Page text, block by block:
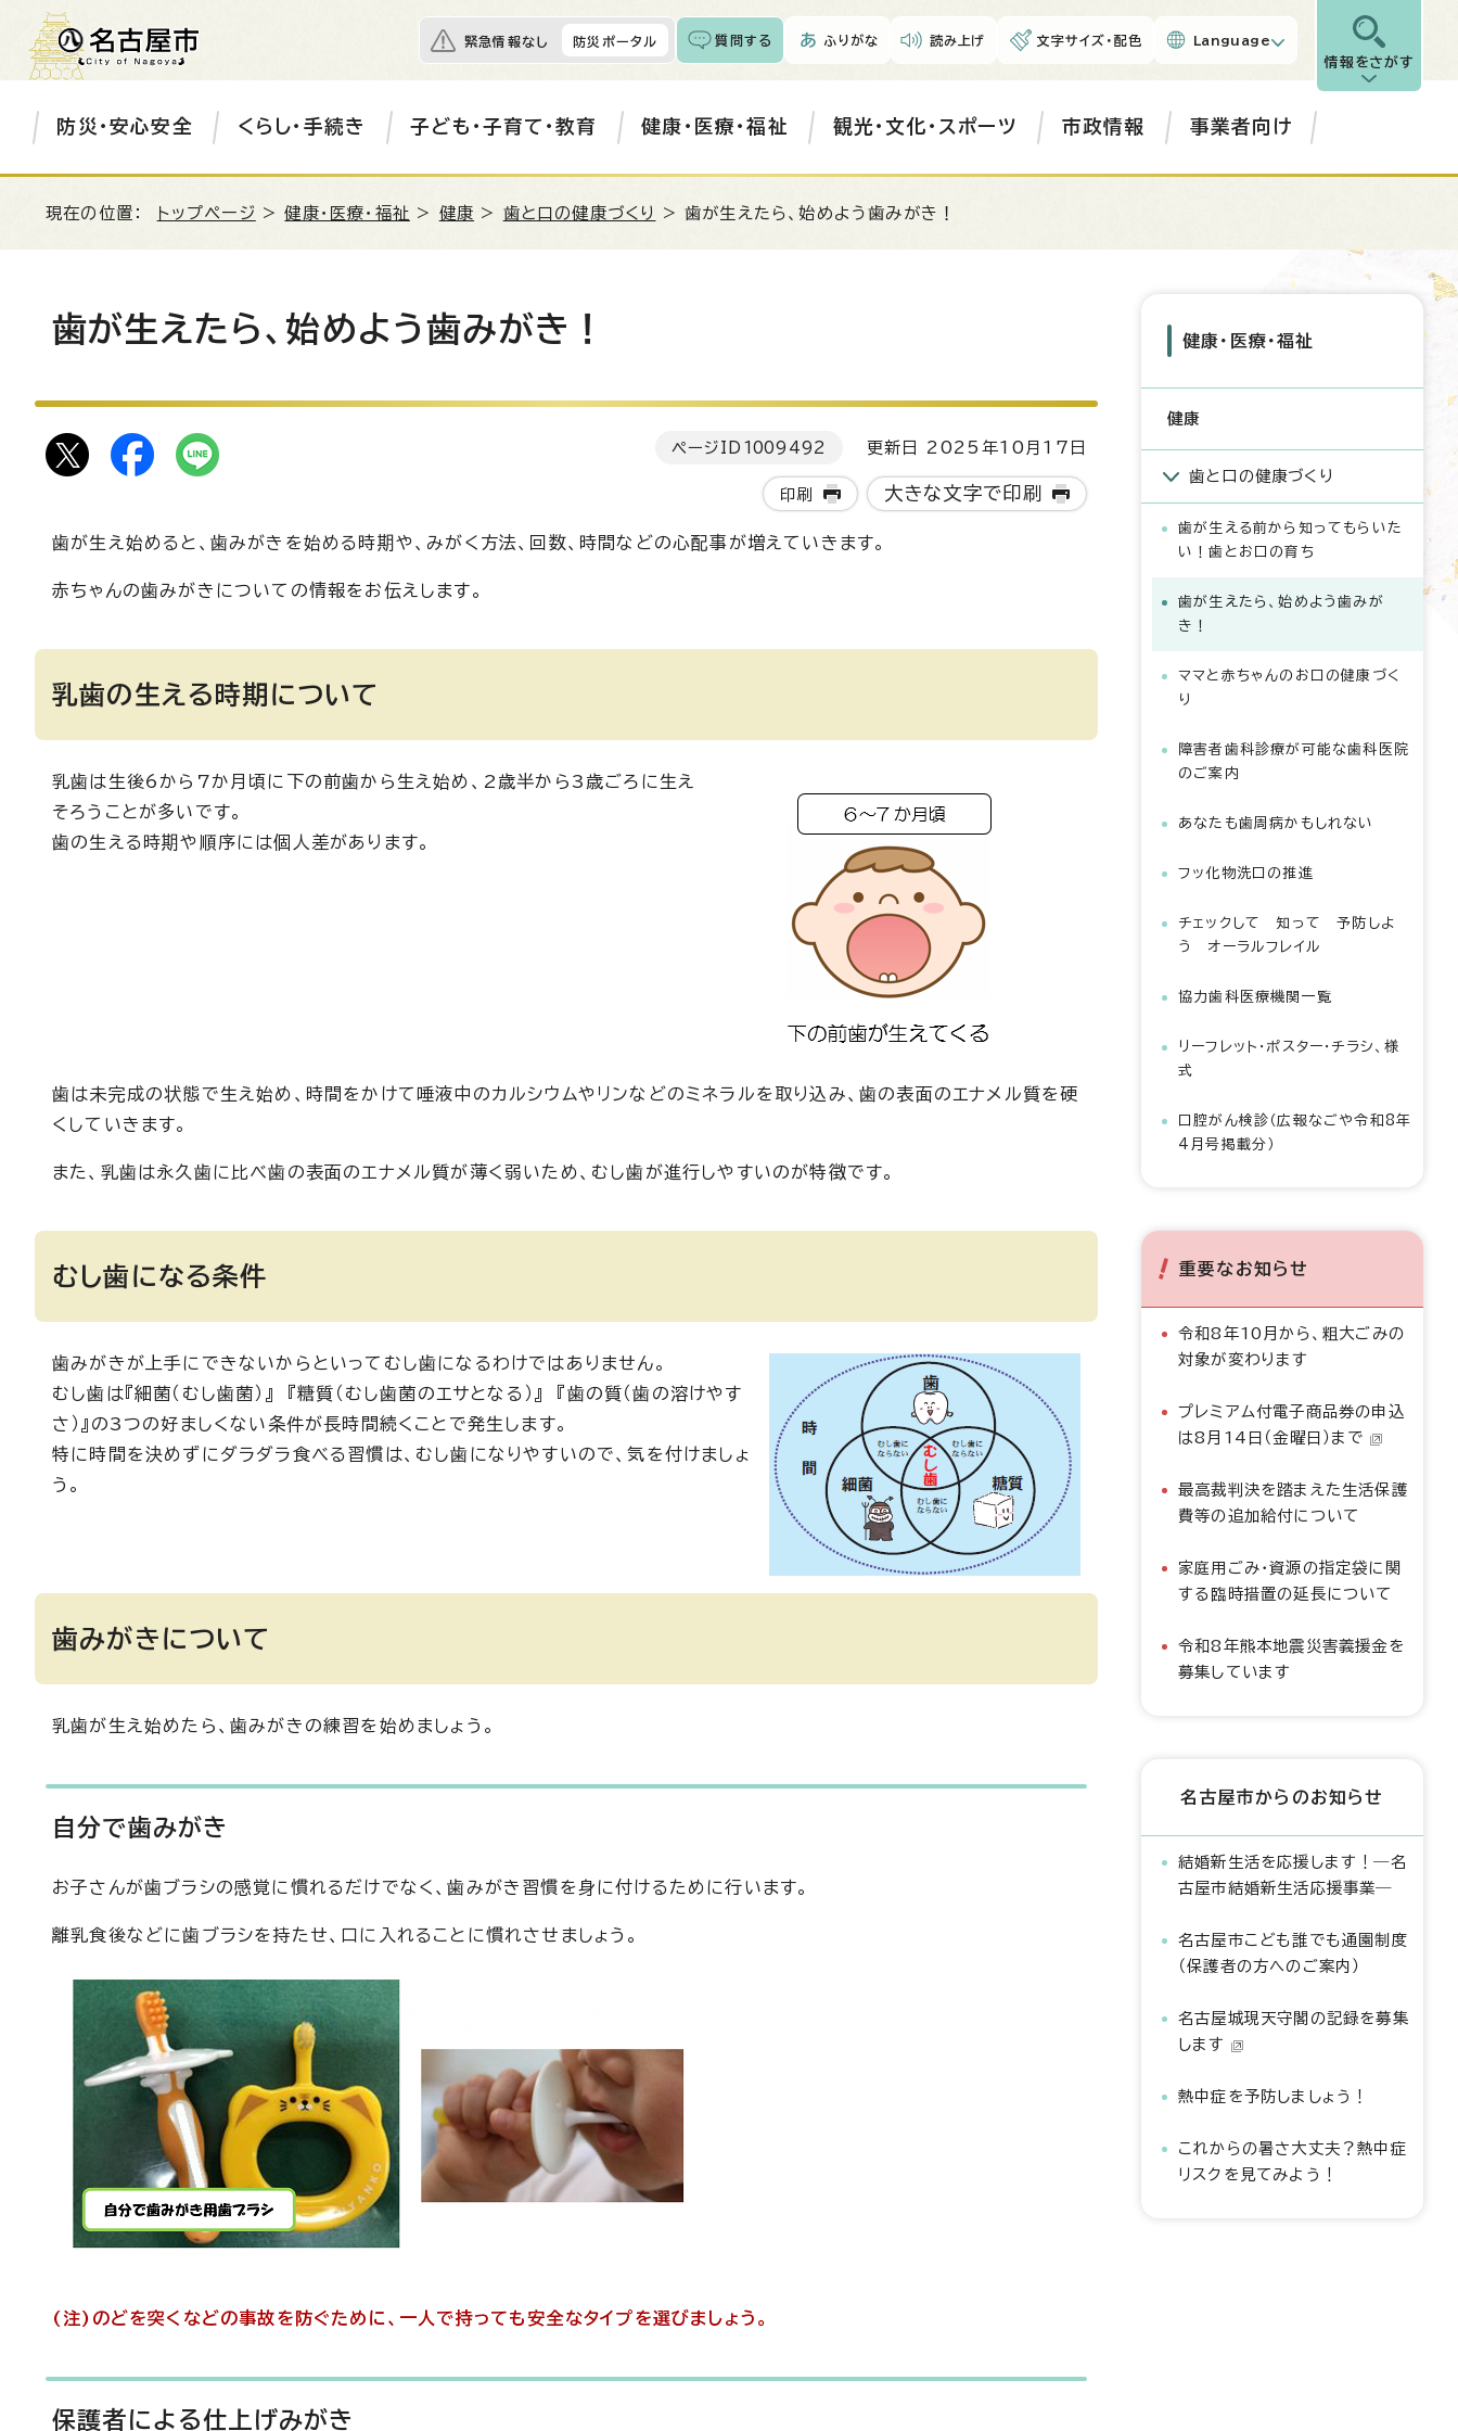
緊急情報なし 防災ポータル 質問する ふりがな 読み上げ 文字サイズ・配色 Language
情報をさがす
防災・安心安全 くらし・手続き 子ども・子育て・教育 健康・医療・福祉 観光・文化・スポーツ 市政情報 事業者向け
現在の位置： トップページ >健康・医療・福祉 > 健康 > 歯と口の健康づくり > 歯が生えたら、始めよう歯みがき！
歯が生えたら、始めよう歯みがき！
ページID 1009492 更新日 2025年10月17日
印刷 大きな文字で印刷
歯が生え始めると、歯みがきを始める時期や、みがく方法、回数、時間などの心配事が増えていきます。
赤ちゃんの歯みがきについての情報をお伝えします。
乳歯の生える時期について
乳歯は生後6から7か月頃に下の前歯から生え始め、2歳半から3歳ごろに生え
そろうことが多いです。
歯の生える時期や順序には個人差があります。
歯は未完成の状態で生え始め、時間をかけて唾液中のカルシウムやリンなどのミネラルを取り込み、歯の表面のエナメル質を硬
くしていきます。
また、乳歯は永久歯に比べ歯の表面のエナメル質が薄く弱いため、むし歯が進行しやすいのが特徴です。
むし歯になる条件
歯みがきが上手にできないからといってむし歯になるわけではありません。
むし歯は『細菌（むし歯菌）』 『糖質（むし歯菌のエサとなる）』 『歯の質（歯の溶けやす
さ）』の3つの好ましくない条件が長時間続くことで発生します。
特に時間を決めずにダラダラ食べる習慣は、むし歯になりやすいので、気を付けましょ
う。
歯みがきについて
乳歯が生え始めたら、歯みがきの練習を始めましょう。
自分で歯みがき
お子さんが歯ブラシの感覚に慣れるだけでなく、歯みがき習慣を身に付けるために行います。
離乳食後などに歯ブラシを持たせ、口に入れることに慣れさせましょう。
(注)のどを突くなどの事故を防ぐために、一人で持っても安全なタイプを選びましょう。
保護者による仕上げみがき
健康・医療・福祉
健康
歯と口の健康づくり
歯が生える前から知ってもらいた
い！歯とお口の育ち
歯が生えたら、始めよう歯みが
き！
ママと赤ちゃんのお口の健康づく
り
障害者歯科診療が可能な歯科医院
のご案内
あなたも歯周病かもしれない
フッ化物洗口の推進
チェックして 知って 予防しよ
う オーラルフレイル
協力歯科医療機関一覧
リーフレット・ポスター・チラシ、様
式
口腔がん検診（広報なごや令和8年
4月号掲載分）
重要なお知らせ
令和8年10月から、粗大ごみの
対象が変わります
プレミアム付電子商品券の申込
は8月14日（金曜日）まで
最高裁判決を踏まえた生活保護
費等の追加給付について
家庭用ごみ・資源の指定袋に関
する臨時措置の延長について
令和8年熊本地震災害義援金を
募集しています
名古屋市からのお知らせ
結婚新生活を応援します！―名
古屋市結婚新生活応援事業―
名古屋市こども誰でも通園制度
（保護者の方へのご案内）
名古屋城現天守閣の記録を募集
します
熱中症を予防しましょう！
これからの暑さ大丈夫？熱中症
リスクを見てみよう！